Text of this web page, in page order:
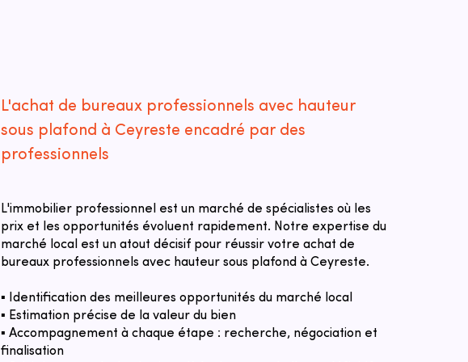
L'achat de bureaux professionnels avec hauteur
sous plafond à Ceyreste encadré par des
professionnels
L'immobilier professionnel est un marché de spécialistes où les
prix et les opportunités évoluent rapidement. Notre expertise du
marché local est un atout décisif pour réussir votre achat de
bureaux professionnels avec hauteur sous plafond à Ceyreste.
▪ Identification des meilleures opportunités du marché local
▪ Estimation précise de la valeur du bien
▪ Accompagnement à chaque étape : recherche, négociation et
finalisation